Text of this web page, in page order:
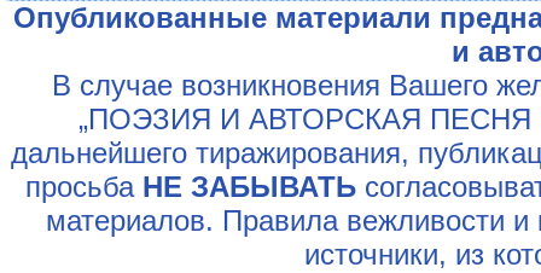
Опубликованные материали
и
В случае возникновения Вашего
„ПОЭЗИЯ И АВТОРСКАЯ ПЕСНЯ
дальнейшего тиражирования,
просьба НЕ ЗАБЫВАТЬ
материалов. Правила вежливости и
источники, из